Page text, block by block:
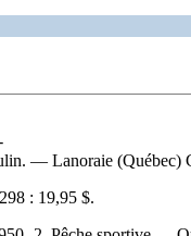
— Lanoraie (Québec)
: 19,95 $.